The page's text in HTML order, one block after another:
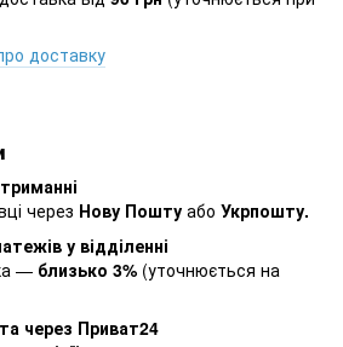
доставку
через Нову Пошту або Укрпошту.
у відділенні
— близько 3% (уточнюється на
через Приват24